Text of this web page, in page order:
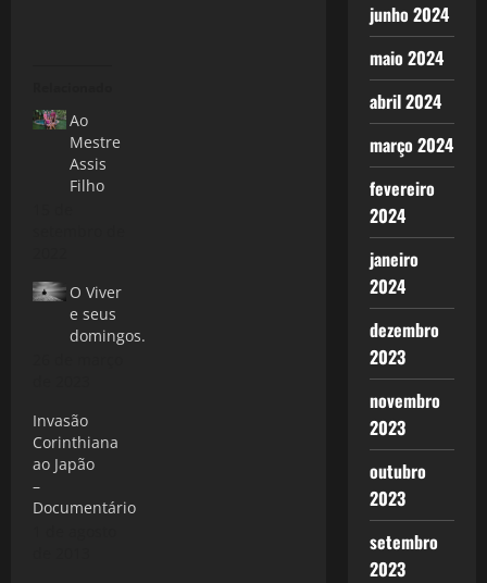
Ao
Mestre
Assis
Filho
O Viver
e seus
domingos.
Invasão
Corinthiana
ao Japão
–
Documentário
junho 2024
maio 2024
abril 2024
março 2024
fevereiro
2024
janeiro
2024
dezembro
2023
novembro
2023
outubro
2023
setembro
2023